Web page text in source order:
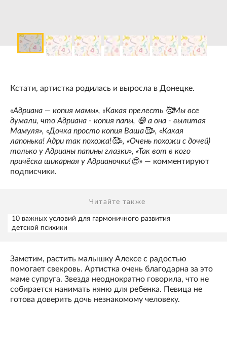
Кстати, артистка родилась и выросла в Донецке.
«Адриана — копия мамы», «Какая прелесть 🥰Мы все
думали, что Адриана - копия папы, 😄 а она - вылитая
Мамуля», «Дочка просто копия Ваша🥰», «Какая
лапонька! Адри так похожа!🥰», «Очень похожи с дочей)
только у Адрианы папины глазки», «Так вот в кого
причёска шикарная у Адрианочки!😍» — комментируют
подписчики.
Читайте также
10 важных условий для гармоничного развития
детской психики
Заметим, растить малышку Алексе с радостью
помогает свекровь. Артистка очень благодарна за это
маме супруга. Звезда неоднократно говорила, что не
собирается нанимать няню для ребенка. Певица не
готова доверить дочь незнакомому человеку.